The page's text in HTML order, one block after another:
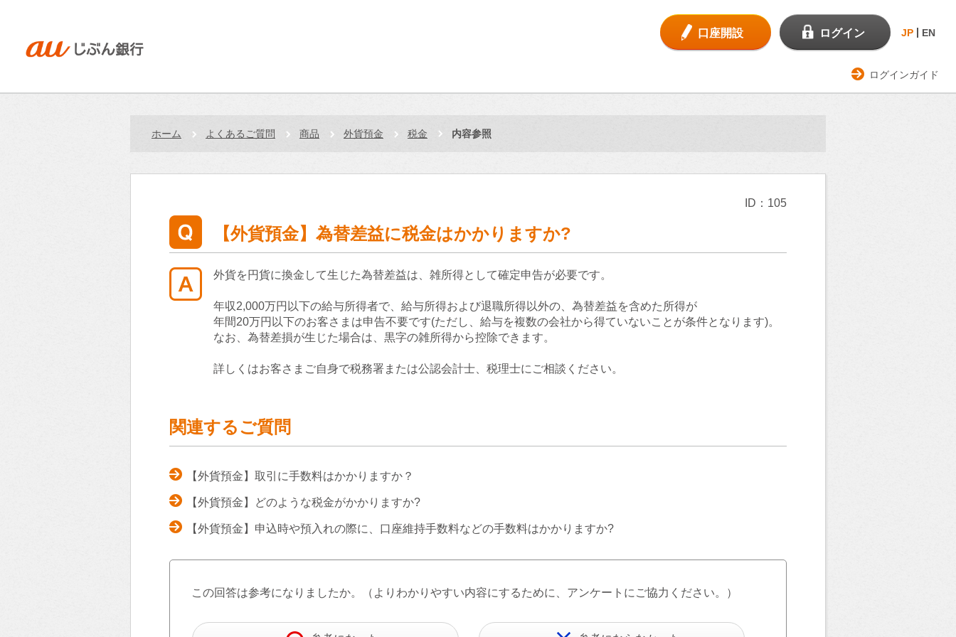
口座開設 ログイン JP EN
ログインガイド
ホーム よくあるご質問 商品 外貨預金 税金 内容参照
ID：105
【外貨預金】為替差益に税金はかかりますか?
外貨を円貨に換金して生じた為替差益は、雑所得として確定申告が必要です。
年収2,000万円以下の給与所得者で、給与所得および退職所得以外の、為替差益を含めた所得が
年間20万円以下のお客さまは申告不要です(ただし、給与を複数の会社から得ていないことが条件となります)。
なお、為替差損が生じた場合は、黒字の雑所得から控除できます。
詳しくはお客さまご自身で税務署または公認会計士、税理士にご相談ください。
関連するご質問
【外貨預金】取引に手数料はかかりますか？
【外貨預金】どのような税金がかかりますか?
【外貨預金】申込時や預入れの際に、口座維持手数料などの手数料はかかりますか?
この回答は参考になりましたか。（よりわかりやすい内容にするために、アンケートにご協力ください。）